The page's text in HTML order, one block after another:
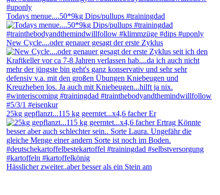
Todays menue....50*9kg Dips/pullups #trainingdad
New Cycle....oder genauer gesagt der erste Zyklus
25kg gepflanzt...115 kg geerntet...x4,6 facher Er
Hässlicher zweiter..aber besser als ein Stein am